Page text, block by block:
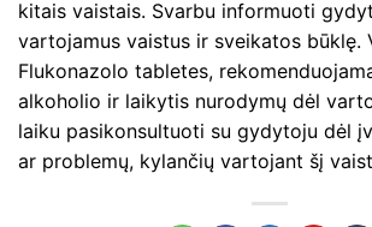
kitais vaistais. Svarbu informuoti
vartojamus vaistus ir sveikatos būklę.
Flukonazolo tabletes,
alkoholio ir laikytis nurodymų dėl
laiku pasikonsultuoti su gydytoju dėl
ar problemų, kylančių vartojant šį